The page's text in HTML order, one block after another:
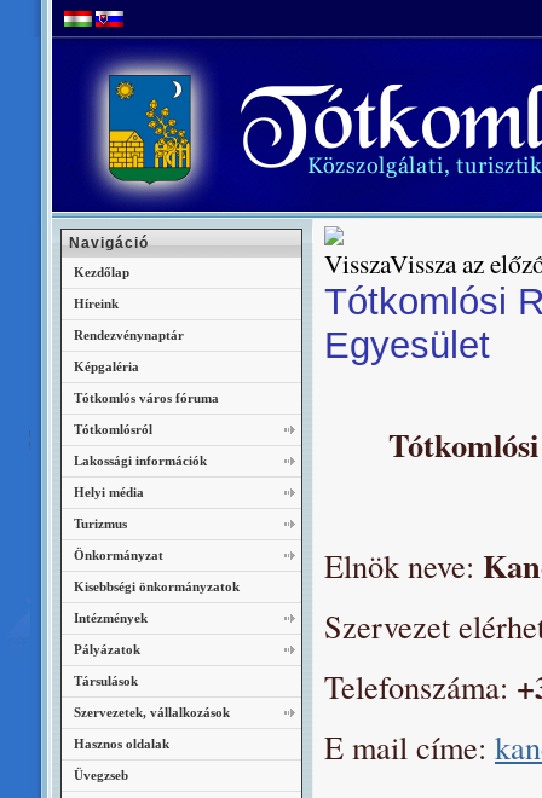
Vissza az
Tótkomlósi
Egyesület
Elnök neve:
Szervezet
Telefonszáma:
E mail címe:
Navigáció
Kezdőlap
Híreink
Rendezvénynaptár
Képgaléria
Tótkomlós város fóruma
Tótkomlósról
Lakossági információk
Helyi média
Turizmus
Önkormányzat
Kisebbségi önkormányzatok
Intézmények
Pályázatok
Társulások
Szervezetek, vállalkozások
Hasznos oldalak
Üvegzseb